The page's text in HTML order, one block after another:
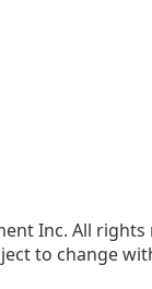
Inc. All rights
to change